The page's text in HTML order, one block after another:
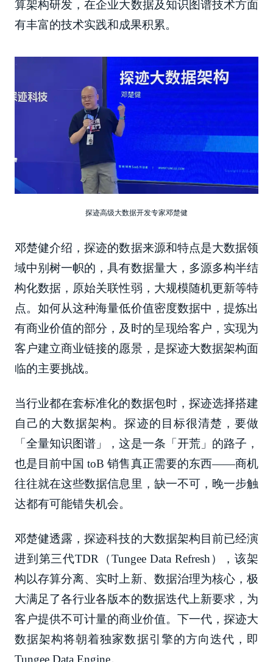
算架构研发，在企业大数据及知识图谱技术方面
有丰富的技术实践和成果积累。
探迹高级大数据开发专家邓楚健
邓楚健介绍，探迹的数据来源和特点是大数据领
域中别树一帜的，具有数据量大，多源多构半结
构化数据，原始关联性弱，大规模随机更新等特
点。如何从这种海量低价值密度数据中，提炼出
有商业价值的部分，及时的呈现给客户，实现为
客户建立商业链接的愿景，是探迹大数据架构面
临的主要挑战。
当行业都在套标准化的数据包时，探迹选择搭建
自己的大数据架构。探迹的目标很清楚，要做
「全量知识图谱」，这是一条「开荒」的路子，
也是目前中国 toB 销售真正需要的东西——商机
往往就在这些数据信息里，缺一不可，晚一步触
达都有可能错失机会。
邓楚健透露，探迹科技的大数据架构目前已经演
进到第三代TDR（Tungee Data Refresh），该架
构以存算分离、实时上新、数据治理为核心，极
大满足了各行业各版本的数据迭代上新要求，为
客户提供不可计量的商业价值。下一代，探迹大
数据架构将朝着独家数据引擎的方向迭代，即
Tungee Data Engine。